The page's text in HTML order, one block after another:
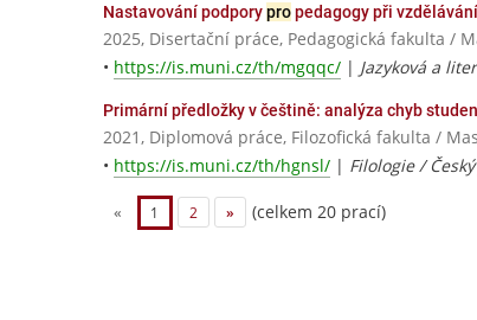
Nastavování podporypropedagogy při
2025, Disertační práce, Pedagogická fakulta /
• https://is.muni.cz/th/mgqqc/ | Jazyková a
Primární předložky v češtině: analýza chyb
2021, Diplomová práce, Filozofická fakulta /
• https://is.muni.cz/th/hgnsl/ | Filologie /
« 1 2 » (celkem 20 prací)